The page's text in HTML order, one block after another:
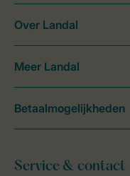
Service & contact
Over Landal
Meer Landal
Betaalmogelijkheden